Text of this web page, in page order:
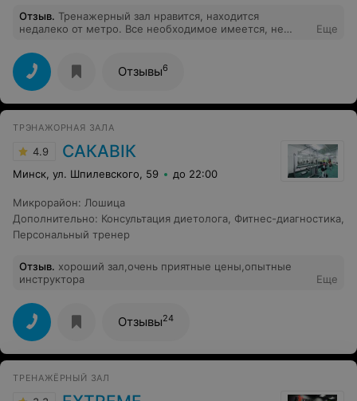
Отзыв. Тренажерный зал нравится, находится
недалеко от метро. Все необходимое имеется, не
дружелюбный, тренеры без проблем могут
проконсультировать по технике выполнения
упражнений. В общем отлично! Хорошее место, чтобы
поддерживать себя в форме)
Еще
Отзывы6
ТРЭНАЖОРНАЯ ЗАЛА
4.9 САКАВІК
Минск, ул. Шпилевского, 59 до 22:00
Микрорайон: Лошица
Дополнительно: Консультация диетолога Фитнес-диагностика
Персональный тренер
Отзыв. хороший зал,очень приятные цены,опытные
инструктора
Еще
Отзывы24
ТРЕНАЖЁРНЫЙ ЗАЛ